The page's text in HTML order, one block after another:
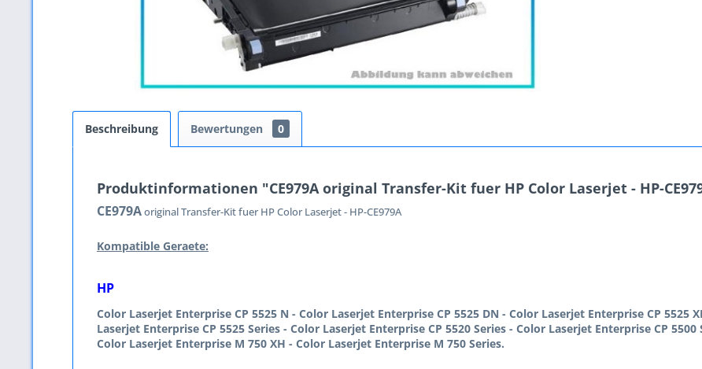
Beschreibung Bewertungen 0
Produktinformationen "CE979A original Transfer-Kit fuer HP Color Laserjet - HP-
CE979Aoriginal Transfer-Kit fuerHPColor Laserjet - HP-CE979A
Kompatible Geraete:
HP
Color Laserjet Enterprise CP 5525 N - Color Laserjet Enterprise CP 5525 DN - Color Laserjet Enterprise CP 5525
Laserjet Enterprise CP 5525 Series - Color Laserjet Enterprise CP 5520 Series - Color Laserjet Enterprise CP 5500
Color Laserjet Enterprise M 750 XH - Color Laserjet Enterprise M 750 Series.